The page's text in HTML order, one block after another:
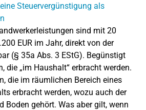
sind mit 20
EUR im Jahr, direkt von der
(§ 35a Abs. 3 EStG). Begünstigt
die „im Haushalt“ erbracht werden.
die im räumlichen Bereich eines
erbracht werden, wozu auch der
Boden gehört. Was aber gilt, wenn